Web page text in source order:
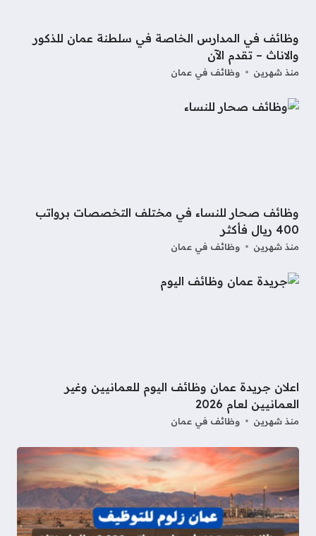
وظائف في المدارس الخاصة في سلطنة عمان للذكور
والاناث – تقدم الآن
منذ شهرين وظائف في عمان
وظائف صحار للنساء في مختلف التخصصات برواتب
400 ريال فأكثر
منذ شهرين وظائف في عمان
اعلان جريدة عمان وظائف اليوم للعمانيين وغير
العمانيين لعام 2026
منذ شهرين وظائف في عمان